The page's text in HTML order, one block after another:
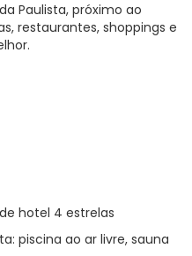
Paulista, próximo ao
restaurantes, shoppings e
hotel 4 estrelas
piscina ao ar livre, sauna